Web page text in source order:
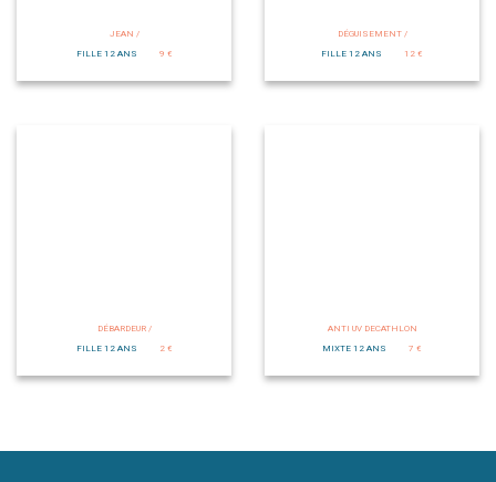
JEAN /
FILLE 12 ANS
9 €
DÉGUISEMENT /
FILLE 12 ANS
12 €
DÉBARDEUR /
FILLE 12 ANS
2 €
ANTI UV DECATHLON
MIXTE 12 ANS
7 €